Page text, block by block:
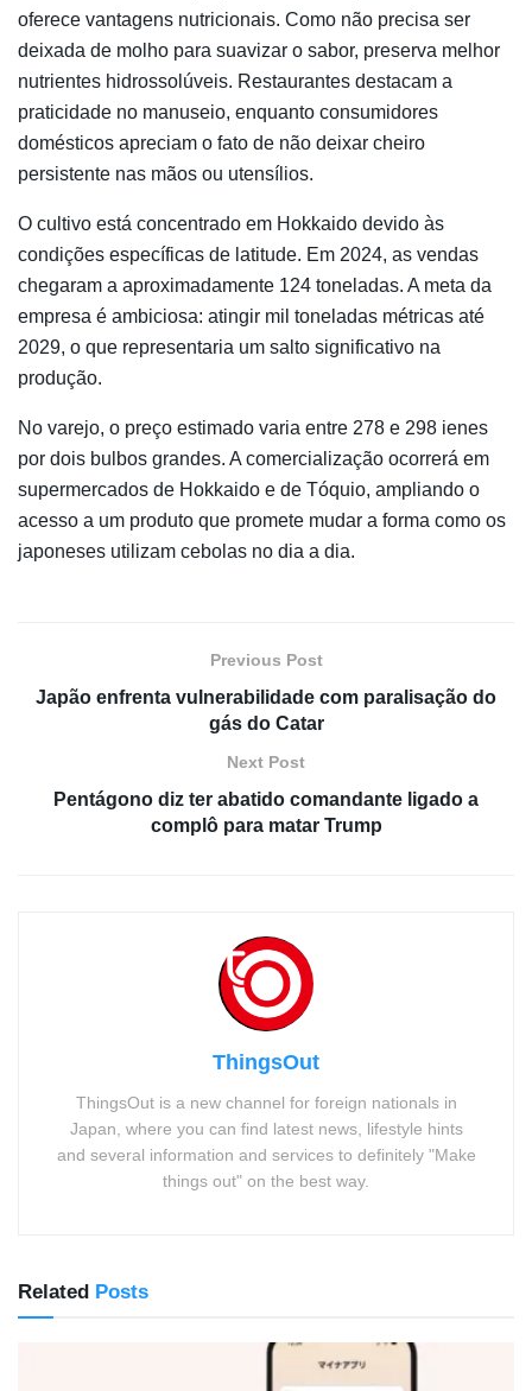
oferece vantagens nutricionais. Como não precisa ser
deixada de molho para suavizar o sabor, preserva melhor
nutrientes hidrossolúveis. Restaurantes destacam a
praticidade no manuseio, enquanto consumidores
domésticos apreciam o fato de não deixar cheiro
persistente nas mãos ou utensílios.
O cultivo está concentrado em Hokkaido devido às
condições específicas de latitude. Em 2024, as vendas
chegaram a aproximadamente 124 toneladas. A meta da
empresa é ambiciosa: atingir mil toneladas métricas até
2029, o que representaria um salto significativo na
produção.
No varejo, o preço estimado varia entre 278 e 298 ienes
por dois bulbos grandes. A comercialização ocorrerá em
supermercados de Hokkaido e de Tóquio, ampliando o
acesso a um produto que promete mudar a forma como os
japoneses utilizam cebolas no dia a dia.
Previous Post
Japão enfrenta vulnerabilidade com paralisação do
gás do Catar
Next Post
Pentágono diz ter abatido comandante ligado a
complô para matar Trump
ThingsOut
ThingsOut is a new channel for foreign nationals in
Japan, where you can find latest news, lifestyle hints
and several information and services to definitely "Make
things out" on the best way.
Related Posts